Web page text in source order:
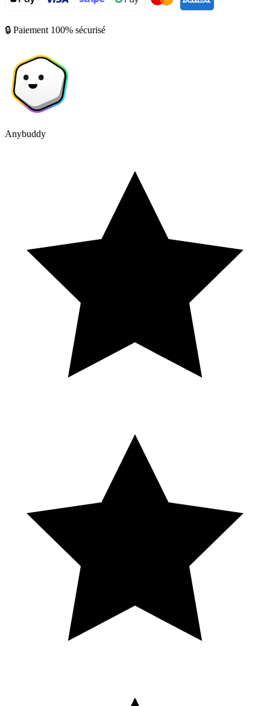
🔒 Paiement 100% sécurisé
Anybuddy